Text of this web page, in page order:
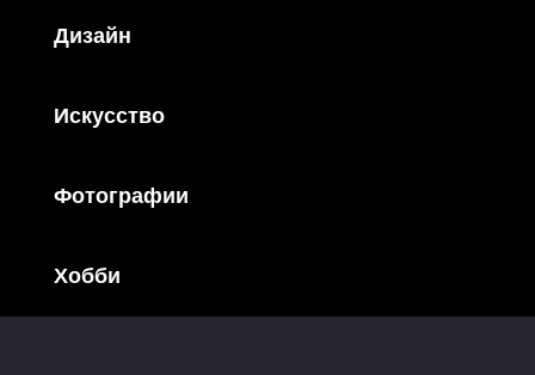
Дизайн
Искусство
Фотографии
Хобби